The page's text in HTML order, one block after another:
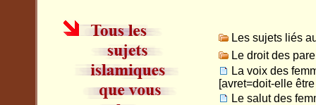
Les sujets liés
Le droit des
La voix des
[avret=doit-elle
Le salut des